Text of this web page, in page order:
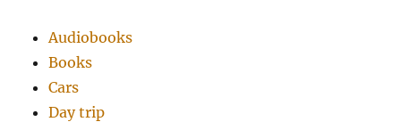
Audiobooks
Books
Cars
Day trip